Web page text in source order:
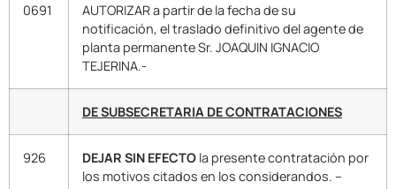
0691
AUTORIZAR a partir de la fecha de su
notificación, el traslado definitivo del agente de
planta permanente Sr. JOAQUIN IGNACIO
TEJERINA.-
DE SUBSECRETARIA DE CONTRATACIONES
926 DEJAR SIN EFECTO la presente contratación por
los motivos citados en los considerandos. –